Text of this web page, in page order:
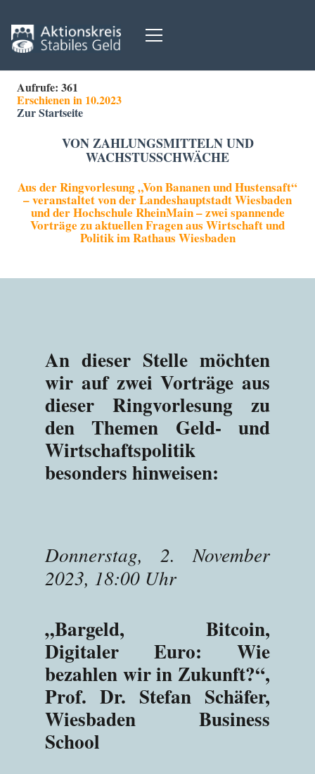
Aufrufe: 361
Erschienen in 10.2023
Zur Startseite
VON ZAHLUNGSMITTELN UND
WACHSTUSSCHWÄCHE
Aus der Ringvorlesung „Von Bananen und Hustensaft“
– veranstaltet von der Landeshauptstadt Wiesbaden
und der Hochschule RheinMain – zwei spannende
Vorträge zu aktuellen Fragen aus Wirtschaft und
Politik im Rathaus Wiesbaden
An dieser Stelle möchten
wir auf zwei Vorträge aus
dieser Ringvorlesung zu
den Themen Geld- und
Wirtschaftspolitik
besonders hinweisen:
Donnerstag, 2. November
2023, 18:00 Uhr
„Bargeld, Bitcoin,
Digitaler Euro: Wie
bezahlen wir in Zukunft?“,
Prof. Dr. Stefan Schäfer,
Wiesbaden Business
School